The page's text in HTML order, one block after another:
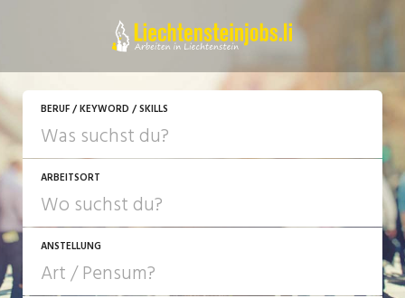
BERUF / KEYWORD / SKILLS
ARBEITSORT
ANSTELLUNG
JETZT BEWERBEN